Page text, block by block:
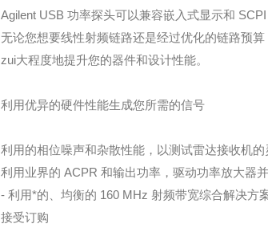
Agilent USB 功率探头可以兼容嵌入式显示和 SCPI
无论您想要线性射频链路还是经过优化的链路预
zui大程度地提升您的器件和设计性能。
利用优异的硬件性能生成您所需的信号
利用的相位噪声和杂散性能，以测试雷达接收机
利用业界的 ACPR 和输出功率，驱动功率放大器
- 利用*的、均衡的 160 MHz 射频带宽综合解决方
接受订购